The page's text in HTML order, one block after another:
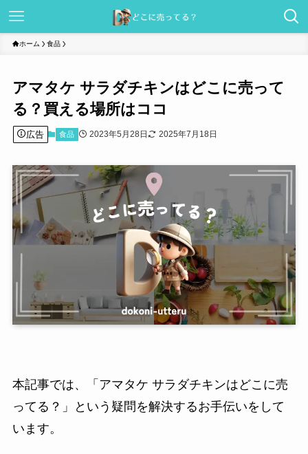
ホーム 食品
アマタケ サラダチキンはどこに売って
る？買える場所はココ
広告 食品 2023年5月28日 2025年7月18日
本記事では、「アマタケ サラダチキンはどこに売
ってる？」という疑問を解決するお手伝いをして
います。